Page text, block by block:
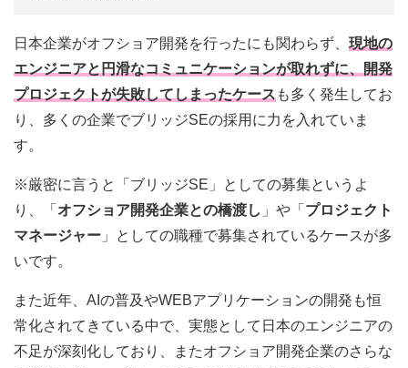
日本企業がオフショア開発を行ったにも関わらず、 現地の
エンジニアと円滑なコミュニケーションが取れずに、開発
プロジェクトが失敗してしまったケース も多く発生してお
り、多くの企業でブリッジSEの採用に力を入れていま
す。
※厳密に言うと「ブリッジSE」としての募集というよ
り、「 オフショア開発企業との橋渡し 」や「 プロジェクト
マネージャー 」としての職種で募集されているケースが多
いです。
また近年、AIの普及やWEBアプリケーションの開発も恒
常化されてきている中で、実態として日本のエンジニアの
不足が深刻化しており、またオフショア開発企業のさらな